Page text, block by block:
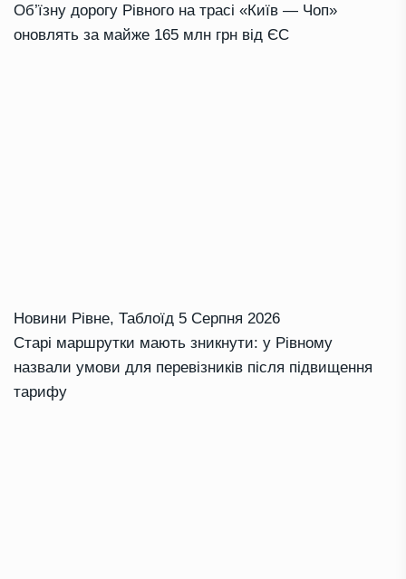
Об’їзну дорогу Рівного на трасі «Київ — Чоп»
оновлять за майже 165 млн грн від ЄС
Новини Рівне, Таблоїд 5 Серпня 2026
Старі маршрутки мають зникнути: у Рівному
назвали умови для перевізників після підвищення
тарифу